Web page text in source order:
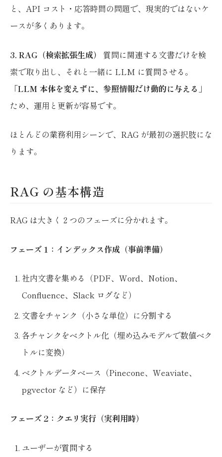
と、API コスト・応答時間の問題で、現実的ではないケ
ースが多くあります。
3. RAG（検索拡張生成） 質問に関連する文書だけを検
索で取り出し、それと一緒に LLM に質問させる。
「LLM 本体を変えずに、参照情報だけ動的に与える 」
ため、運用と更新が容易です。
ほとんどの業務利用シーンで、RAG が最初の選択肢にな
ります。
RAG の基本構造
RAG は大きく 2 つのフェーズに分かれます。
フェーズ 1：インデックス作成（事前準備）
社内文書を集める（PDF、Word、Notion、
Confluence、Slack ログなど）
文書をチャンク（小さな単位）に分割する
各チャンクをベクトル化（埋め込みモデルで数値ベク
トルに変換）
ベクトルデータベース（Pinecone、Weaviate、
pgvector など）に保存
フェーズ 2：クエリ実行（実利用時）
ユーザーが質問する